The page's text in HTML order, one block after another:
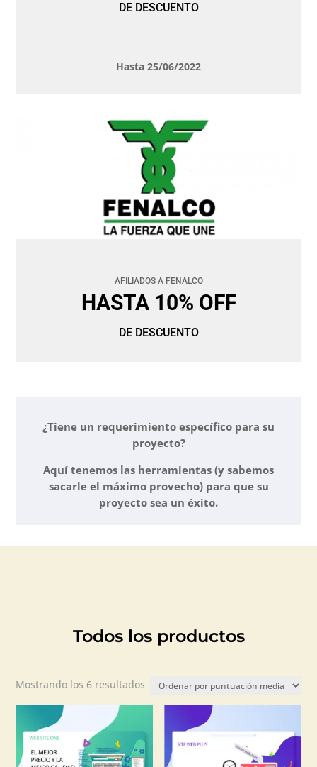
DE DESCUENTO
Hasta 25/06/2022
AFILIADOS A FENALCO
HASTA 10% OFF
DE DESCUENTO
¿Tiene un requerimiento específico para su
proyecto?
Aquí tenemos las herramientas (y sabemos
sacarle el máximo provecho) para que su
proyecto sea un éxito.
Todos los productos
Mostrando los 6 resultados Ordenado
media